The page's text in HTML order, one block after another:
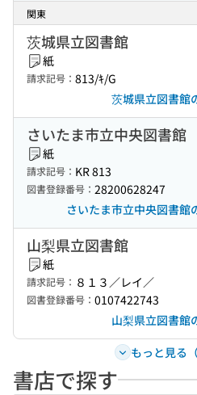
関東
茨城県立図書館
紙
請求記号： 813/ｷ/G
茨城県立図書館
さいたま市立中央図書館
紙
請求記号： KR 813
図書登録番号： 28200628247
さいたま市立中央図書館
山梨県立図書館
紙
請求記号： ８１３／レイ／
図書登録番号： 0107422743
山梨県立図書館
もっと見る
書店で探す